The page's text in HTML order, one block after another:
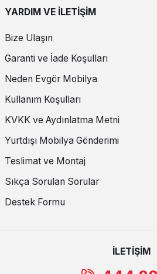
YARDIM VE İLETİŞİM
Bize Ulaşın
Garanti ve İade Koşulları
Neden Evgör Mobilya
Kullanım Koşulları
KVKK ve Aydınlatma Metni
Yurtdışı Mobilya Gönderimi
Teslimat ve Montaj
Sıkça Sorulan Sorular
Destek Formu
İLETİŞİM